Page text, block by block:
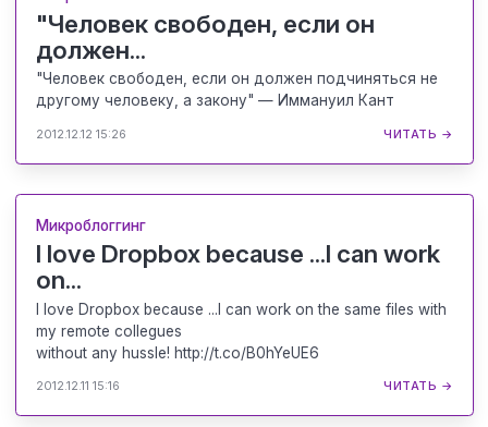
"Человек свободен, если он
должен...
"Человек свободен, если он должен подчиняться не
другому человеку, а закону" — Иммануил Кант
2012.12.12 15:26 ЧИТАТЬ →
Микроблоггинг
I love Dropbox because ...I can work
on...
I love Dropbox because ...I can work on the same files with
my remote collegues
without any hussle! http://t.co/B0hYeUE6
2012.12.11 15:16 ЧИТАТЬ →